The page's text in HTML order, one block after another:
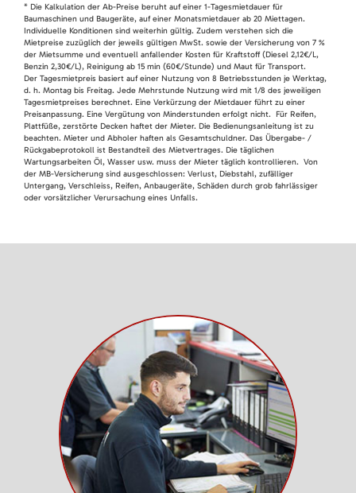
* Die Kalkulation der Ab-Preise beruht auf einer 1-Tagesmietdauer für
Baumaschinen und Baugeräte, auf einer Monatsmietdauer ab 20 Miettagen.
Individuelle Konditionen sind weiterhin gültig. Zudem verstehen sich die
Mietpreise zuzüglich der jeweils gültigen MwSt. sowie der Versicherung von 7 %
der Mietsumme und eventuell anfallender Kosten für Kraftstoff (Diesel 2,12€/L,
Benzin 2,30€/L), Reinigung ab 15 min (60€/Stunde) und Maut für Transport.
Der Tagesmietpreis basiert auf einer Nutzung von 8 Betriebsstunden je Werktag,
d. h. Montag bis Freitag. Jede Mehrstunde Nutzung wird mit 1/8 des jeweiligen
Tagesmietpreises berechnet. Eine Verkürzung der Mietdauer führt zu einer
Preisanpassung. Eine Vergütung von Minderstunden erfolgt nicht. Für Reifen,
Plattfüße, zerstörte Decken haftet der Mieter. Die Bedienungsanleitung ist zu
beachten. Mieter und Abholer haften als Gesamtschuldner. Das Übergabe- /
Rückgabeprotokoll ist Bestandteil des Mietvertrages. Die täglichen
Wartungsarbeiten Öl, Wasser usw. muss der Mieter täglich kontrollieren. Von
der MB-Versicherung sind ausgeschlossen: Verlust, Diebstahl, zufälliger
Untergang, Verschleiss, Reifen, Anbaugeräte, Schäden durch grob fahrlässiger
oder vorsätzlicher Verursachung eines Unfalls.